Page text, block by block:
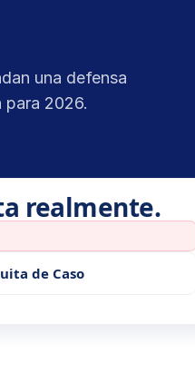
una defensa
para 2026.
realmente.
de Caso